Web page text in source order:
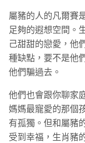
屬豬的人的凡爾賽
足夠的遐想空間。
己甜甜的戀愛，他
種缺點，要不是他
他們騙過去。
他們也會跟你聊家
媽媽最寵愛的那個
有孤獨。但和屬豬
受到幸福，生肖豬